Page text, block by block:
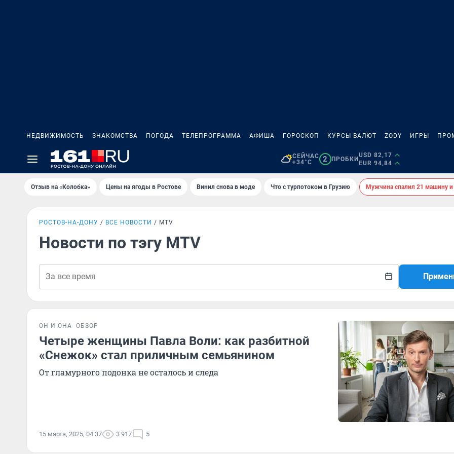
НЕДВИЖИМОСТЬ ЗНАКОМСТВА ПОГОДА ТЕЛЕПРОГРАММА АФИША ГОРОСКОП КУРСЫ ВАЛЮТ ZODY ИГРЫ
СЕЙЧАС
+34°C
2 ПРОБКИ
USD 82,17
EUR 94,84
Отзыв на «Колобка» Цены на ягоды в Ростове Винил снова в моде Что с турпотоком в Грузию Мужчина спалил 21 машину
РОСТОВ-НА-ДОНУ ВСЕ НОВОСТИ MTV
Новости по тэгу MTV
ОН И ОНА ОБЗОР
Четыре женщины Павла Воли: как разбитной
«Снежок» стал приличным семьянином
От гламурного подонка не осталось и следа
15 марта, 2025, 04:37 3 917 5